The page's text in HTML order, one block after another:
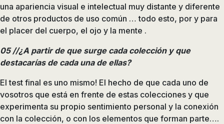
una apariencia visual e intelectual muy distante y diferente
de otros productos de uso común … todo esto, por y para
el placer del cuerpo, el ojo y la mente .
05 //¿A partir de que surge cada colección y que
destacarías de cada una de ellas?
El test final es uno mismo! El hecho de que cada uno de
vosotros que está en frente de estas colecciones y que
experimenta su propio sentimiento personal y la conexión
con la colección, o con los elementos que forman parte….